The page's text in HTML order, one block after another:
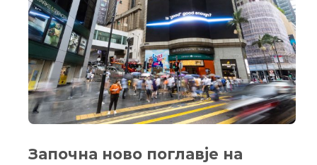
Започна ново поглавје на